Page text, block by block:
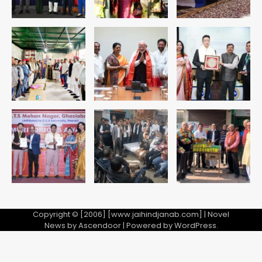
4
सुदर्शन शक्ति-वी अभ्यास में मॉक आॅपरेशन
Team JHJ
5
एयरपोर्ट का फर्जी कर्मचारी बनकर 3 लाख
उड़ाए, अब पहुंचा सलाखों के पीछे
Team JHJ
Copyright © [2006] [www.jaihindjanab.com] | Novel
News byAscendoor| Powered byWordPress.